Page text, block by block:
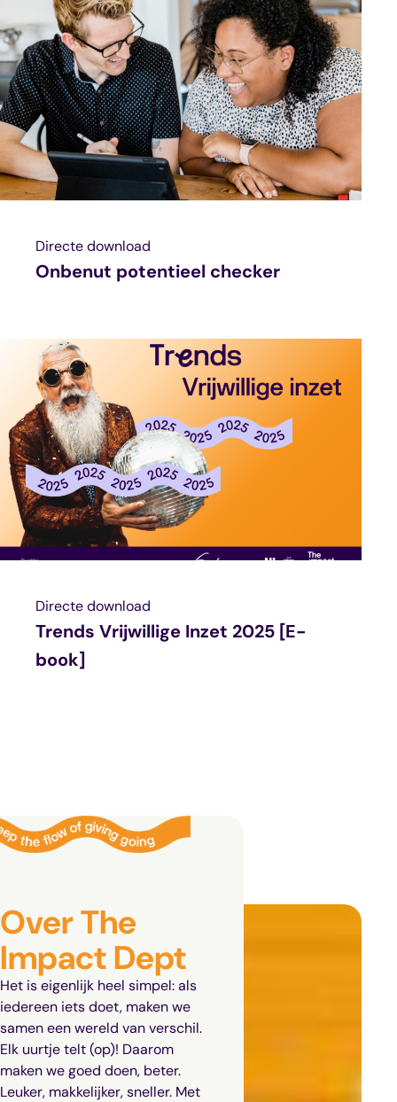
Directe download
Onbenut potentieel checker
Directe download
Trends Vrijwillige Inzet 2025 [E-
book]
Over The
Impact Dept
Het is eigenlijk heel simpel: als
iedereen iets doet, maken we
samen een wereld van verschil.
Elk uurtje telt (op)! Daarom
maken we goed doen, beter.
Leuker, makkelijker, sneller. Met